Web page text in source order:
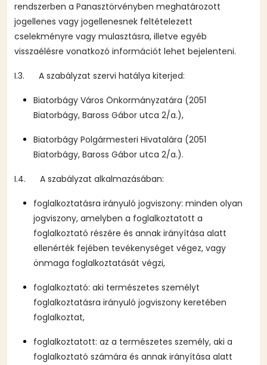
rendszerben a Panasztörvényben meghatározott
jogellenes vagy jogellenesnek feltételezett
cselekményre vagy mulasztásra, illetve egyéb
visszaélésre vonatkozó információt lehet bejelenteni.
I.3. A szabályzat szervi hatálya kiterjed:
Biatorbágy Város Önkormányzatára (2051
Biatorbágy, Baross Gábor utca 2/a.),
Biatorbágy Polgármesteri Hivatalára (2051
Biatorbágy, Baross Gábor utca 2/a.).
I.4. A szabályzat alkalmazásában:
foglalkoztatásra irányuló jogviszony: minden olyan
jogviszony, amelyben a foglalkoztatott a
foglalkoztató részére és annak irányítása alatt
ellenérték fejében tevékenységet végez, vagy
önmaga foglalkoztatását végzi,
foglalkoztató: aki természetes személyt
foglalkoztatásra irányuló jogviszony keretében
foglalkoztat,
foglalkoztatott: az a természetes személy, aki a
foglalkoztató számára és annak irányítása alatt